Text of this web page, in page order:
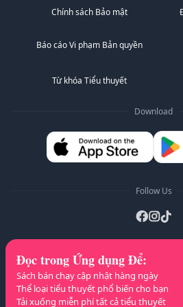
Quyển 4 - Được Giải
Tôi chỉ muốn thuộc về
anh ấy muốn sở hữu tôi,
Chính sách Bảo mật
Báo cáo Vi phạm Bản quyền
Từ khóa Tiểu thuyết
Download
Follow Us
Danh sách A-Z: A B C
K
L M N O P Q
X
Y
Đọc trong Ứng dụng Để:
Sách bán chạy cập nhật hàng ngày
Thể loại tiểu thuyết phổ biến cho bạn
Tải xuống miễn phí tất cả tiểu thuyết